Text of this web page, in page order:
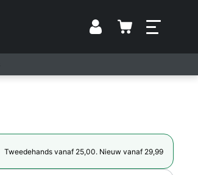
Tweedehands vanaf 25,00. Nieuw vanaf 29,99